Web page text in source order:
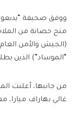
ووفق صحيفة
منح حصانة من
(الجيش والأمن
“الموساد”) الذين
من جانبها، أعلنت
غالي بهاراف ميارا،